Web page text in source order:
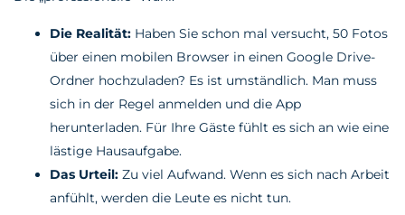
Die Realität: Haben Sie schon mal versucht, 50 Fotos
über einen mobilen Browser in einen Google Drive-
Ordner hochzuladen? Es ist umständlich. Man muss
sich in der Regel anmelden und die App
herunterladen. Für Ihre Gäste fühlt es sich an wie eine
lästige Hausaufgabe.
Das Urteil: Zu viel Aufwand. Wenn es sich nach Arbeit
anfühlt, werden die Leute es nicht tun.